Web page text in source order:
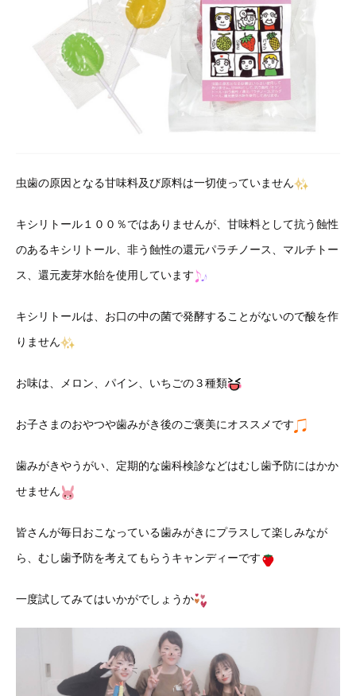
虫歯の原因となる甘味料及び原料は一切使っていません
キシリトール１００％ではありませんが、甘味料として抗う蝕性
のあるキシリトール、非う蝕性の還元パラチノース、マルチトー
ス、還元麦芽水飴を使用しています
キシリトールは、お口の中の菌で発酵することがないので酸を作
りません
お味は、メロン、パイン、いちごの３種類
お子さまのおやつや歯みがき後のご褒美にオススメです
歯みがきやうがい、定期的な歯科検診などはむし歯予防にはかか
せません
皆さんが毎日おこなっている歯みがきにプラスして楽しみなが
ら、むし歯予防を考えてもらうキャンディーです
一度試してみてはいかがでしょうか